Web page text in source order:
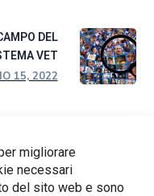
migliorare
necessari
del sito web e sono
DEL
VET
15, 2022